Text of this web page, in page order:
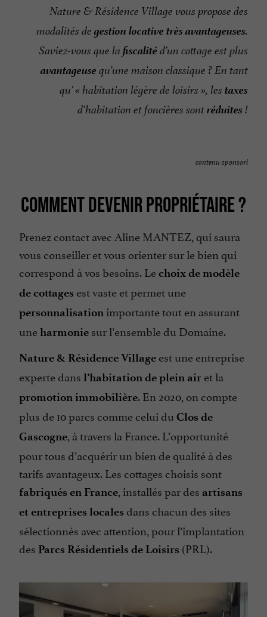
Nature & Résidence Village vous propose des
modalités de gestion locative très avantageuses.
Saviez-vous que la fiscalitéd’un cottage est plus
avantageuse qu’une maison classique ? En tant
qu’ « habitation légère de loisirs », les taxes
d’habitation et foncières sontréduites !
contenu sponsori
COMMENT DEVENIR PROPRIÉTAIRE ?
Prenez contact avec Aline MANTEZ, qui saura
vous conseiller et vous orienter sur le bien qui
correspond à vos besoins. Lechoix de modèle
de cottages est vaste et permet une
personnalisation importante tout en assurant
uneharmonie sur l’ensemble du Domaine.
Nature & Résidence Village est une entreprise
experte dans l’habitation de plein air et la
promotion immobilière. En 2020, on compte
plus de 10 parcs comme celui du Clos de
Gascogne, à travers la France. L’opportunité
pour tous d’acquérir un bien de qualité à des
tarifs avantageux. Les cottages choisis sont
fabriqués en France, installés par des artisans
et entreprises locales dans chacun des sites
sélectionnés avec attention, pour l’implantation
des Parcs Résidentiels de Loisirs (PRL).